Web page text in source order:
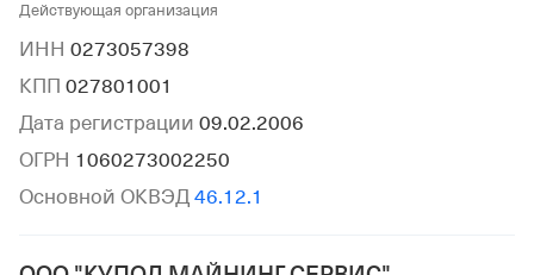
Действующая организация
ИНН 0273057398
КПП 027801001
Дата регистрации 09.02.2006
ОГРН 1060273002250
Основной ОКВЭД 46.12.1